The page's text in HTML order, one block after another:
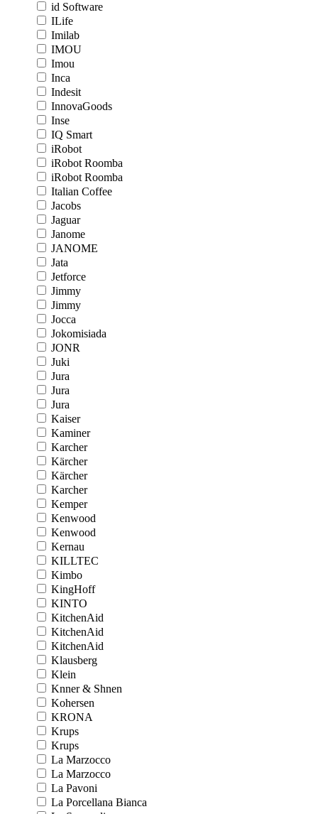
id Software
ILife
Imilab
IMOU
Imou
Inca
Indesit
InnovaGoods
Inse
IQ Smart
iRobot
iRobot Roomba
iRobot Roomba
Italian Coffee
Jacobs
Jaguar
Janome
JANOME
Jata
Jetforce
Jimmy
Jimmy
Jocca
Jokomisiada
JONR
Juki
Jura
Jura
Jura
Kaiser
Kaminer
Karcher
Kärcher
Kärcher
Karcher
Kemper
Kenwood
Kenwood
Kernau
KILLTEC
Kimbo
KingHoff
KINTO
KitchenAid
KitchenAid
KitchenAid
Klausberg
Klein
Knner & Shnen
Kohersen
KRONA
Krups
Krups
La Marzocco
La Marzocco
La Pavoni
La Porcellana Bianca